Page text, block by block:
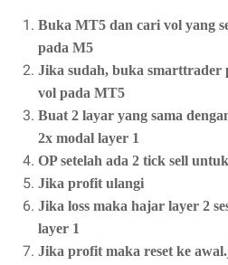
Buka MT5 dan cari vol yang
pada M5
Jika sudah, buka smarttrader
vol pada MT5
Buat 2 layar yang sama
2x modal layer 1
OP setelah ada 2 tick sell
Jika profit ulangi
Jika loss maka hajar layer 2
layer 1
Jika profit maka reset ke